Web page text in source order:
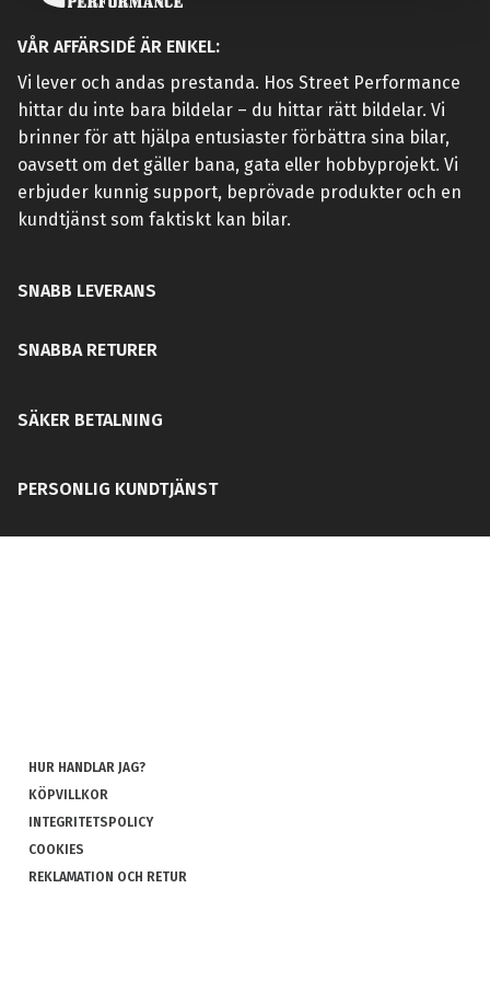
VÅR AFFÄRSIDÉ ÄR ENKEL:
Vi lever och andas prestanda. Hos Street Performance
hittar du inte bara bildelar – du hittar rätt bildelar. Vi
brinner för att hjälpa entusiaster förbättra sina bilar,
oavsett om det gäller bana, gata eller hobbyprojekt. Vi
erbjuder kunnig support, beprövade produkter och en
kundtjänst som faktiskt kan bilar.
SNABB LEVERANS
SNABBA RETURER
SÄKER BETALNING
PERSONLIG KUNDTJÄNST
HUR HANDLAR JAG?
KÖPVILLKOR
INTEGRITETSPOLICY
COOKIES
REKLAMATION OCH RETUR